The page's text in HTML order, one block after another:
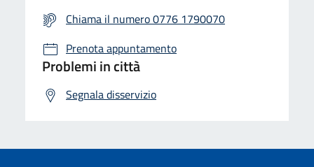
Chiama il numero 0776 1790070
Prenota appuntamento
Problemi in città
Segnala disservizio